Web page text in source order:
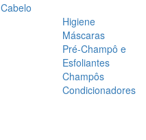
Cabelo
Higiene
Máscaras
Pré-Champô e
Esfoliantes
Champôs
Condicionadores